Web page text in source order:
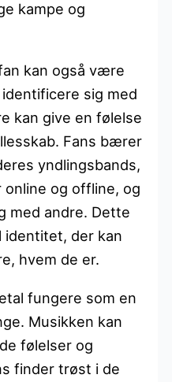
kampe og
kan også være
sig med
kan give en følelse
Fans bærer
yndlingsbands,
og offline, og
med andre. Dette
der kan
hvem de er.
fungere som en
Musikken kan
følelser og
finder trøst i de